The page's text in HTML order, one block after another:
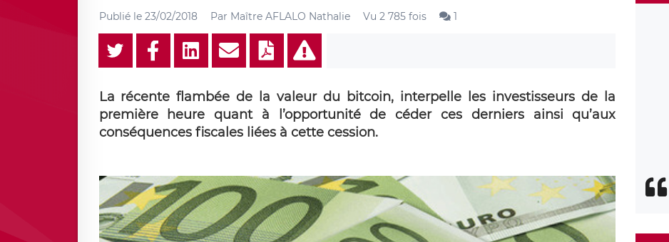
Publié le 23/02/2018 Par Maître AFLALO Nathalie Vu 2 785 fois 1
La récente flambée de la valeur du bitcoin, interpelle les investisseurs de la
première heure quant à l’opportunité de céder ces derniers ainsi qu’aux
conséquences fiscales liées à cette cession.